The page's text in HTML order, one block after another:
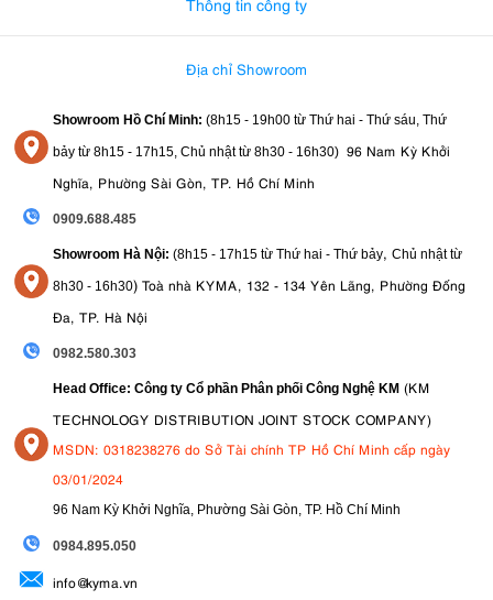
Địa chỉ Showroom
Showroom Hồ Chí Minh: (8h15 - 19h00 từ Thứ hai - Thứ sáu, Thứ
bảy từ 8h15 - 17h15, Chủ nhật từ 8h30 - 16h30) 96 Nam Kỳ Khởi
Nghĩa, Phường Sài Gòn, TP. Hồ Chí Minh
0909.688.485
Showroom Hà Nội: (8h15 - 17h15 từ Thứ hai - Thứ bảy, Chủ nhật từ
8h30 - 16h30) Toà nhà KYMA, 132 - 134 Yên Lãng, Phường Đống
Đa, TP. Hà Nội
0982.580.303
Head Office: Công ty Cổ phần Phân phối Công Nghệ KM (KM
TECHNOLOGY DISTRIBUTION JOINT STOCK COMPANY)
MSDN: 0318238276 do Sở Tài chính TP Hồ Chí Minh cấp ngày
03/01/2024
96 Nam Kỳ Khởi Nghĩa, Phường Sài Gòn, TP. Hồ Chí Minh
0984.895.050
info@kyma.vn